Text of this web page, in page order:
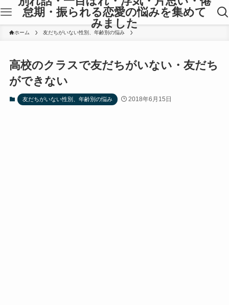
怠期・振られる恋愛の悩みを集めて
みました
ホーム 友だちがいない性別、年齢別の悩み
高校のクラスで友だちがいない・友だち
ができない
友だちがいない性別、年齢別の悩み 2018年6月15日